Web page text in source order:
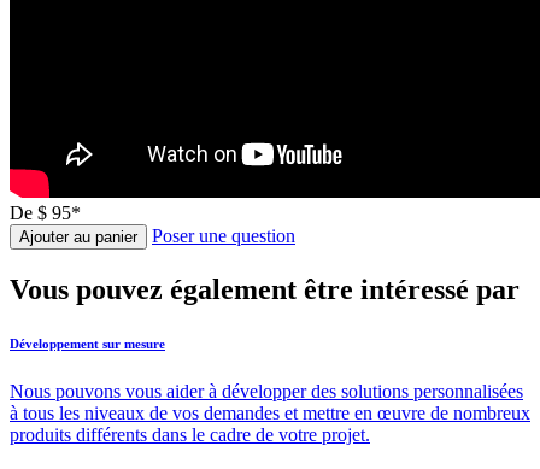
De $ 95*
Ajouter au panier Poser une question
Vous pouvez également être intéressé par
Développement sur mesure
Nous pouvons vous aider à développer des solutions personnalisées
à tous les niveaux de vos demandes et mettre en œuvre de nombreux
produits différents dans le cadre de votre projet.